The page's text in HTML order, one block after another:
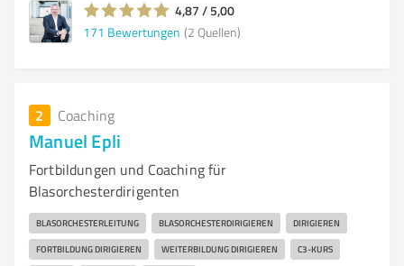
4,87 / 5,00
171 Bewertungen (2 Quellen)
2 Coaching
Manuel Epli
Fortbildungen und Coaching für
Blasorchesterdirigenten
BLASORCHESTERLEITUNG BLASORCHESTERDIRIGIEREN DIRIGIEREN
FORTBILDUNG DIRIGIEREN WEITERBILDUNG DIRIGIEREN C3-KURS